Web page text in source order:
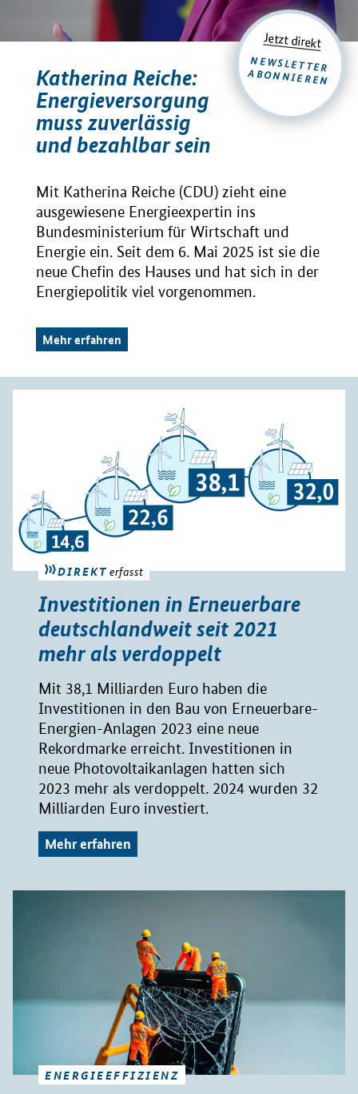
Katherina Reiche:
Energieversorgung
muss zuverlässig
und bezahlbar sein
Mit Katherina Reiche (CDU) zieht eine
ausgewiesene Energieexpertin ins
Bundesministerium für Wirtschaft und
Energie ein. Seit dem 6. Mai 2025 ist sie die
neue Chefin des Hauses und hat sich in der
Energiepolitik viel vorgenommen.
Mehr erfahren
Jetzt direkt
NEWSLETTER
ABONNIEREN
DIREKT erfasst
Investitionen in Erneuerbare
deutschlandweit seit 2021
mehr als verdoppelt
Mit 38,1 Milliarden Euro haben die
Investitionen in den Bau von Erneuerbare-
Energien-Anlagen 2023 eine neue
Rekordmarke erreicht. Investitionen in
neue Photovoltaikanlagen hatten sich
2023 mehr als verdoppelt. 2024 wurden 32
Milliarden Euro investiert.
Mehr erfahren
ENERGIEEFFIZIENZ